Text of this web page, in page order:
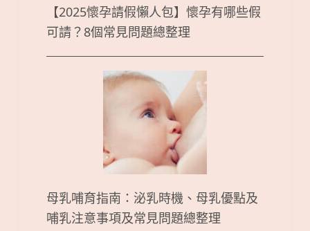
【2025懷孕請假懶人包】懷孕有哪些假
可請？8個常見問題總整理
母乳哺育指南：泌乳時機、母乳優點及
哺乳注意事項及常見問題總整理